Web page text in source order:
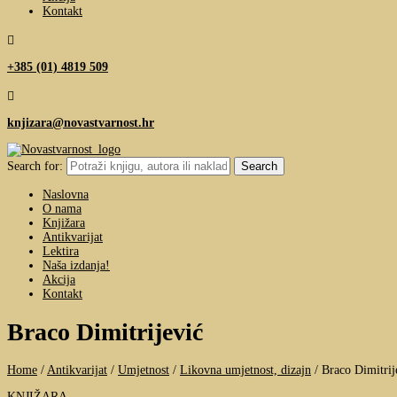
Kontakt

+385 (01) 4819 509

knjizara@novastvarnost.hr
Search for:
Naslovna
O nama
Knjižara
Antikvarijat
Lektira
Naša izdanja!
Akcija
Kontakt
Braco Dimitrijević
Home / Antikvarijat / Umjetnost / Likovna umjetnost, dizajn / Braco